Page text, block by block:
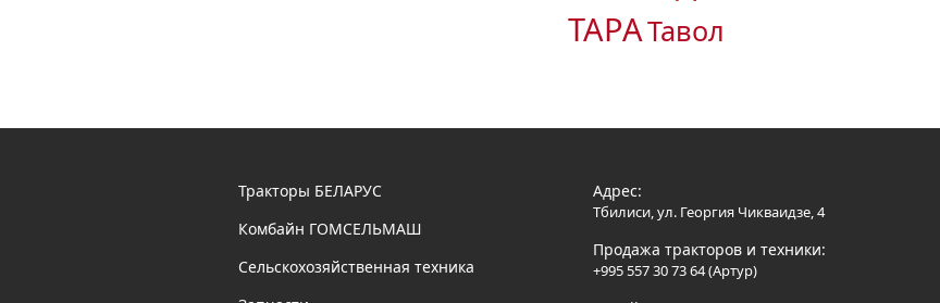
ТАРАТавол
Тракторы БЕЛАРУС
Комбайн ГОМСЕЛЬМАШ
Сельскохозяйственная техника
Адрес:
Тбилиси, ул. Георгия Чикваидзе, 4
Продажа тракторов и техники:
+995 557 30 73 64 (Артур)